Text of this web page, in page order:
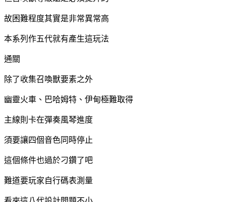
故困難程度其實是非常異常高
本系列作五代就有產生這玩法
通關
除了收集召喚獸要素之外
幽靈火車、巴哈姆特、伊甸極難取得
主線則卡在彈奏風琴進度
須要讓四個音色同時停止
這個條件也過於刁鑽了吧
難道要玩家自行碼表測量